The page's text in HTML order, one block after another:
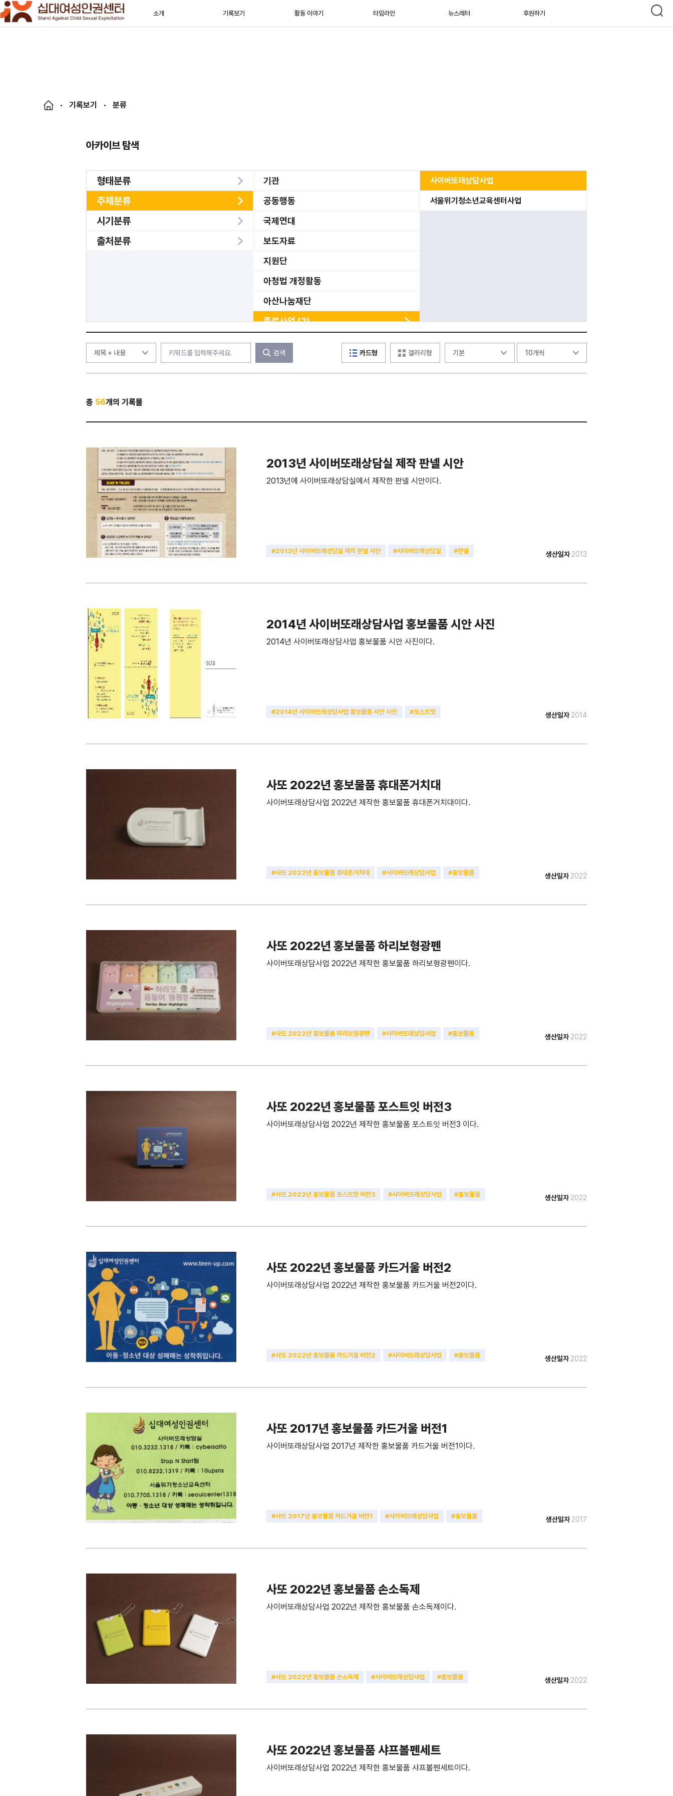
소개 기록보기 활동 이야기 타임라인 뉴스레터 후원하기
기록보기 분류
아카이브 탐색
형태분류
주제분류
기관
공동행동
국제연대
보도자료
지원단
아청법 개정활동
아산나눔재단
종료사업 (2)
사이버또래상담사업
서울위기청소년교육센터사업
상담소 SNS(Stop N Start)
서울 성착취 피해 아동청소년 통합지원센
터
시기분류
출처분류
검색 카드형 갤러리형
총 56개의 기록물
2013년 사이버또래상담실 제작 판넬 시안
2013년에 사이버또래상담실에서 제작한 판넬 시안이다.
#2013년 사이버또래상담실 제작 판넬 시안 #사이버또래상담실 #판넬 생산일자 2013
2014년 사이버또래상담사업 홍보물품 시안 사진
2014년 사이버또래상담사업 홍보물품 시안 사진이다.
#2014년 사이버또래상담사업 홍보물품 시안 사진 #포스트잇 생산일자 2014
사또 2022년 홍보물품 휴대폰거치대
사이버또래상담사업 2022년 제작한 홍보물품 휴대폰거치대이다.
#사또 2022년 홍보물품 휴대폰거치대 #사이버또래상담사업
#홍보물품
생산일자 2022
사또 2022년 홍보물품 하리보형광펜
사이버또래상담사업 2022년 제작한 홍보물품 하리보형광펜이다.
#사또 2022년 홍보물품 하리보형광펜 #사이버또래상담사업
#홍보물품
생산일자 2022
사또 2022년 홍보물품 포스트잇 버전3
사이버또래상담사업 2022년 제작한 홍보물품 포스트잇 버전3 이다.
#사또 2022년 홍보물품 포스트잇 버전3 #사이버또래상담사업
#홍보물품
생산일자 2022
사또 2022년 홍보물품 카드거울 버전2
사이버또래상담사업 2022년 제작한 홍보물품 카드거울 버전2이다.
#사또 2022년 홍보물품 카드거울 버전2 #사이버또래상담사업
#홍보물품
생산일자 2022
사또 2017년 홍보물품 카드거울 버전1
사이버또래상담사업 2017년 제작한 홍보물품 카드거울 버전1이다.
#사또 2017년 홍보물품 카드거울 버전1 #사이버또래상담사업
#홍보물품
생산일자 2017
사또 2022년 홍보물품 손소독제
사이버또래상담사업 2022년 제작한 홍보물품 손소독제이다.
#사또 2022년 홍보물품 손소독제 #사이버또래상담사업
#홍보물품
생산일자 2022
사또 2022년 홍보물품 샤프볼펜세트
사이버또래상담사업 2022년 제작한 홍보물품 샤프볼펜세트이다.